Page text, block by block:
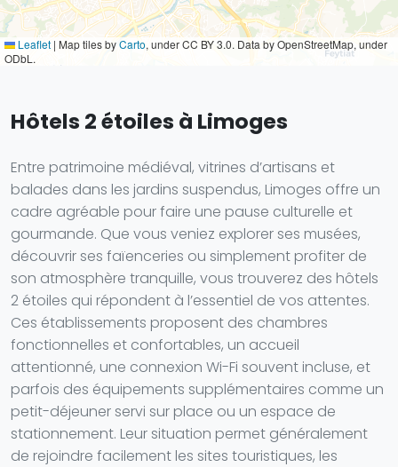
Leaflet | Map tiles byCarto, under CC BY 3.0. Data by OpenStreetMap, under
ODbL.
Hôtels 2 étoiles à Limoges
Entre patrimoine médiéval, vitrines d’artisans et
balades dans les jardins suspendus, Limoges offre un
cadre agréable pour faire une pause culturelle et
gourmande. Que vous veniez explorer ses musées,
découvrir ses faïenceries ou simplement profiter de
son atmosphère tranquille, vous trouverez des hôtels
2 étoiles qui répondent à l’essentiel de vos attentes.
Ces établissements proposent des chambres
fonctionnelles et confortables, un accueil
attentionné, une connexion Wi-Fi souvent incluse, et
parfois des équipements supplémentaires comme un
petit-déjeuner servi sur place ou un espace de
stationnement. Leur situation permet généralement
de rejoindre facilement les sites touristiques, les